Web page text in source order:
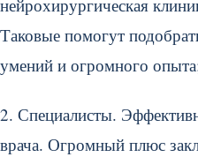
нейрохирургическая
Таковые помогут
умений и огромного
2. Специалисты.
врача. Огромный плюс